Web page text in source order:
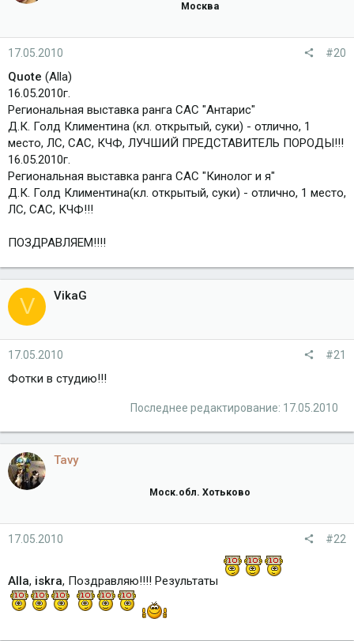
Москва
17.05.2010 #20
Quote (Alla)
16.05.2010г.
Региональная выставка ранга САС "Антарис"
Д.К. Голд Климентина (кл. открытый, суки) - отлично, 1
место, ЛС, САС, КЧФ, ЛУЧШИЙ ПРЕДСТАВИТЕЛЬ ПОРОДЫ!!!
16.05.2010г.
Региональная выставка ранга САС "Кинолог и я"
Д.К. Голд Климентина(кл. открытый, суки) - отлично, 1 место,
ЛС, САС, КЧФ!!!
ПОЗДРАВЛЯЕМ!!!!
V VikaG
17.05.2010 #21
Фотки в студию!!!
Последнее редактирование: 17.05.2010
Tavy
Моск.обл. Хотьково
17.05.2010 #22
Alla, iskra, Поздравляю!!!! Результаты